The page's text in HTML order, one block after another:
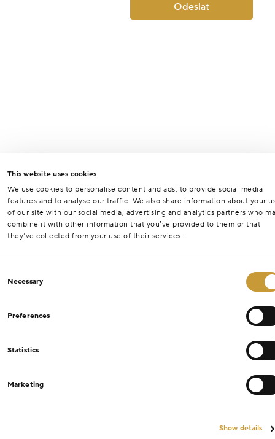
This website uses cookies
We use cookies to personalise content and ads, to provide social media
features and to analyse our traffic. We also share information about your
of our site with our social media, advertising and analytics partners who
combine it with other information that you’ve provided to them or that
they’ve collected from your use of their services.
Selection
Necessary
Preferences
Statistics
Marketing
Show details
Odeslat